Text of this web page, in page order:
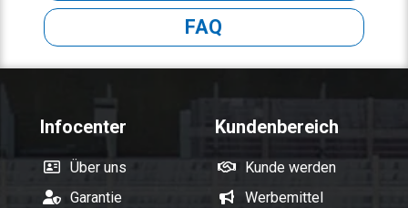
FAQ
Infocenter
Über uns
Garantie
Kundenbereich
Kunde werden
Werbemittel